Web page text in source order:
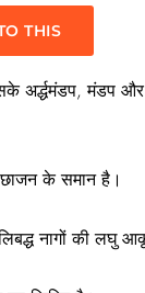
THIS
अर्द्धमंडप,
के समान है।
नागों की लघु